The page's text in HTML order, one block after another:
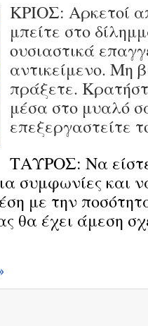
ΚΡΙΟΣ: Αρκετοί
μπείτε στο
ουσιαστικά
αντικείμενο. Μη
πράξετε.
μέσα στο μυαλό
επεξεργαστείτε
ΤΑΥΡΟΣ: Να
συμφωνίες και
με την
θα έχει άμεση